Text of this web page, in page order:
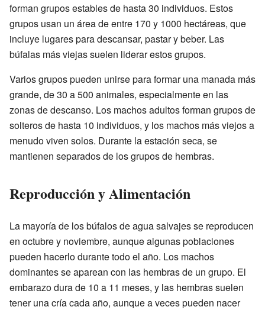
forman grupos estables de hasta 30 individuos. Estos
grupos usan un área de entre 170 y 1000 hectáreas, que
incluye lugares para descansar, pastar y beber. Las
búfalas más viejas suelen liderar estos grupos.
Varios grupos pueden unirse para formar una manada más
grande, de 30 a 500 animales, especialmente en las
zonas de descanso. Los machos adultos forman grupos de
solteros de hasta 10 individuos, y los machos más viejos a
menudo viven solos. Durante la estación seca, se
mantienen separados de los grupos de hembras.
Reproducción y Alimentación
La mayoría de los búfalos de agua salvajes se reproducen
en octubre y noviembre, aunque algunas poblaciones
pueden hacerlo durante todo el año. Los machos
dominantes se aparean con las hembras de un grupo. El
embarazo dura de 10 a 11 meses, y las hembras suelen
tener una cría cada año, aunque a veces pueden nacer